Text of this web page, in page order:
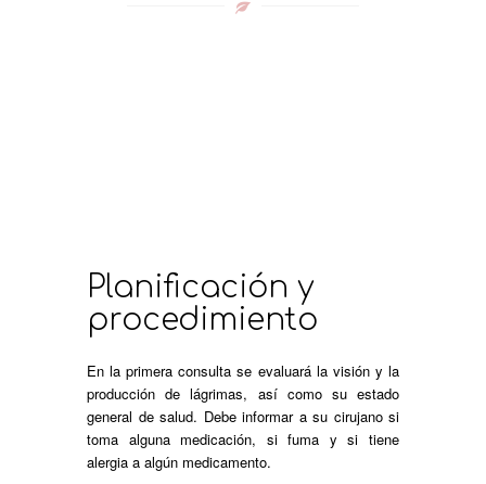
Planificación y
procedimiento
En la primera consulta se evaluará la visión y la
producción de lágrimas, así como su estado
general de salud. Debe informar a su cirujano si
toma alguna medicación, si fuma y si tiene
alergia a algún medicamento.